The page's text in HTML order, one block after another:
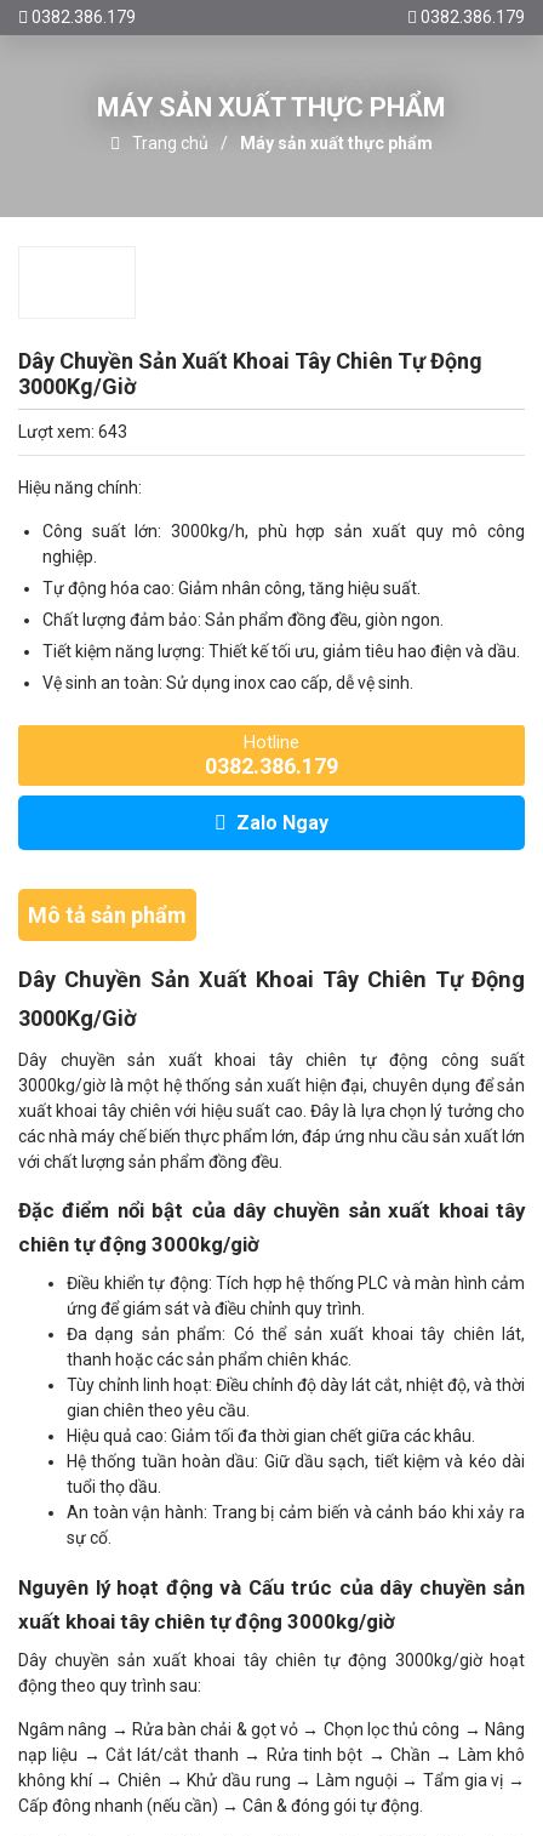
0382.386.179 0382.386.179
MÁY SẢN XUẤT THỰC PHẨM
Trang chủ Máy sản xuất thực phẩm
Dây Chuyền Sản Xuất Khoai Tây Chiên Tự Động
3000Kg/Giờ
Lượt xem: 643
Hiệu năng chính:
Công suất lớn: 3000kg/h, phù hợp sản xuất quy mô công
nghiệp.
Tự động hóa cao: Giảm nhân công, tăng hiệu suất.
Chất lượng đảm bảo: Sản phẩm đồng đều, giòn ngon.
Tiết kiệm năng lượng: Thiết kế tối ưu, giảm tiêu hao điện và dầu.
Vệ sinh an toàn: Sử dụng inox cao cấp, dễ vệ sinh.
Hotline
0382.386.179
Zalo Ngay
Mô tả sản phẩm
Dây Chuyền Sản Xuất Khoai Tây Chiên Tự Động
3000Kg/Giờ
Dây chuyền sản xuất khoai tây chiên tự động công suất
3000kg/giờ là một hệ thống sản xuất hiện đại, chuyên dụng để sản
xuất khoai tây chiên với hiệu suất cao. Đây là lựa chọn lý tưởng cho
các nhà máy chế biến thực phẩm lớn, đáp ứng nhu cầu sản xuất lớn
với chất lượng sản phẩm đồng đều.
Đặc điểm nổi bật của dây chuyền sản xuất khoai tây
chiên tự động 3000kg/giờ
Điều khiển tự động: Tích hợp hệ thống PLC và màn hình cảm
ứng để giám sát và điều chỉnh quy trình.
Đa dạng sản phẩm: Có thể sản xuất khoai tây chiên lát,
thanh hoặc các sản phẩm chiên khác.
Tùy chỉnh linh hoạt: Điều chỉnh độ dày lát cắt, nhiệt độ, và thời
gian chiên theo yêu cầu.
Hiệu quả cao: Giảm tối đa thời gian chết giữa các khâu.
Hệ thống tuần hoàn dầu: Giữ dầu sạch, tiết kiệm và kéo dài
tuổi thọ dầu.
An toàn vận hành: Trang bị cảm biến và cảnh báo khi xảy ra
sự cố.
Nguyên lý hoạt động và Cấu trúc của dây chuyền sản
xuất khoai tây chiên tự động 3000kg/giờ
Dây chuyền sản xuất khoai tây chiên tự động 3000kg/giờ hoạt
động theo quy trình sau:
Ngâm nâng → Rửa bàn chải & gọt vỏ → Chọn lọc thủ công → Nâng
nạp liệu → Cắt lát/cắt thanh → Rửa tinh bột → Chần → Làm khô
không khí → Chiên → Khử dầu rung → Làm nguội → Tẩm gia vị →
Cấp đông nhanh (nếu cần) → Cân & đóng gói tự động.